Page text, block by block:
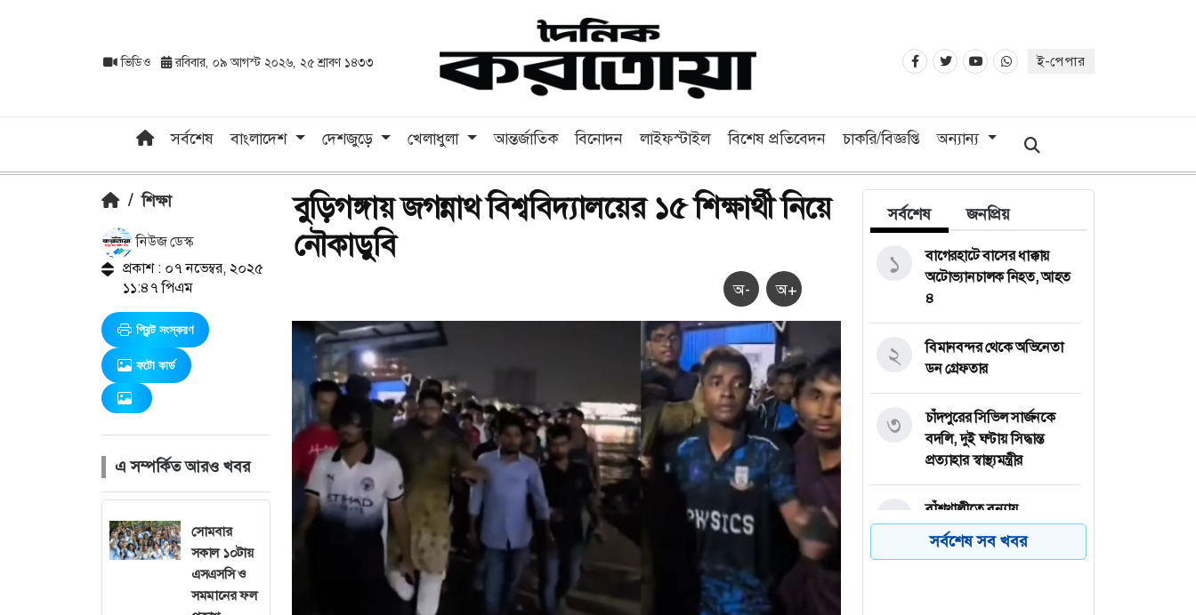
ভিডিও রবিবার, ০৯ আগস্ট ২০২৬, ২৫ শ্রাবণ ১৪৩৩ ই-পেপার
সর্বশেষ বাংলাদেশ দেশজুড়ে খেলাধুলা আন্তর্জাতিক বিনোদন লাইফস্টাইল বিশেষ প্রতিবেদন চাকরি/বিজ্ঞপ্তি অন্যান্য
/ শিক্ষা
নিউজ ডেস্ক
প্রকাশ : ০৭ নভেম্বর, ২০২৫
১১:৪৭ পিএম
প্রিন্ট সংস্করণ
ফটো কার্ড
এ সম্পর্কিত আরও খবর
সোমবার
সকাল ১০টায়
এসএসসি ও
সমমানের ফল
বুড়িগঙ্গায় জগন্নাথ বিশ্ববিদ্যালয়ের ১৫ শিক্ষার্থী নিয়ে
নৌকাডুবি
অ- অ+
সর্বশেষ জনপ্রিয়
বাগেরহাটে বাসের ধাক্কায়
অটোভ্যানচালক নিহত, আহত
৪
১
বিমানবন্দর থেকে অভিনেতা
ডন গ্রেফতার
২
চাঁদপুরের সিভিল সার্জনকে
বদলি, দুই ঘণ্টায় সিদ্ধান্ত
প্রত্যাহার স্বাস্থ্যমন্ত্রীর
৩
বাঁশখালীতে বন্যায়
ক্ষতিগ্রস্তদের হাতে ঘরের চাবি
তুলে দিলেন প্রধানমন্ত্রী
৪
সর্বশেষ সব খবর